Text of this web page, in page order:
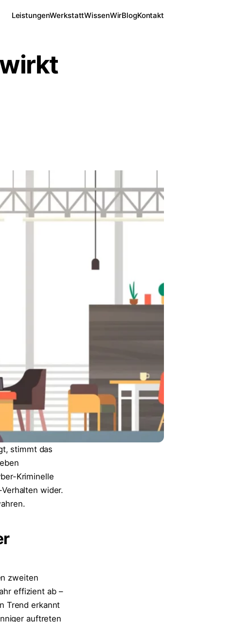
LeistungenWerkstattWissenWirBlogKontakt
stimmt das
Kriminelle
wider.
zweiten
effizient ab –
Trend erkannt
auftreten